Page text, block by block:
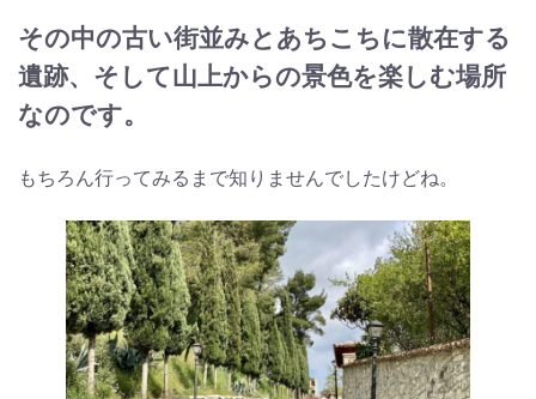
その中の古い街並みとあちこちに散在する
遺跡、そして山上からの景色を楽しむ場所
なのです。
もちろん行ってみるまで知りませんでしたけどね。